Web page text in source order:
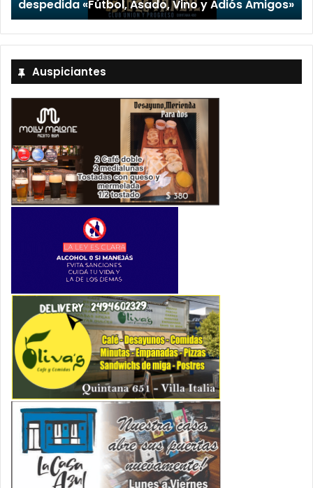
Stefani
Auspiciantes